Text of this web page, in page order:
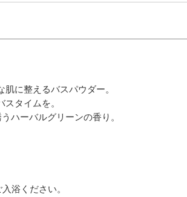
に整えるバスパウダー。
スタイムを。
ハーバルグリーンの香り。
浴ください。